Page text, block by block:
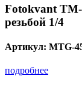
Fotokvant
резьбой 1/4
Артикул: MTG-
подробнее